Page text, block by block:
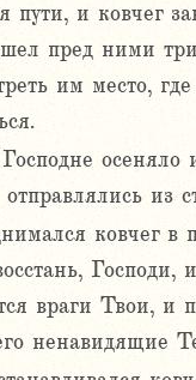
пути, и ковчег
пред ними
им место, где
осеняло
из
ковчег в
Господи, и
враги Твои, и
ненавидящие